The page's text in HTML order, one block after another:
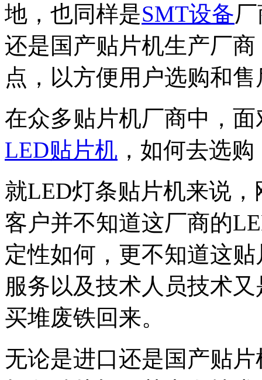
地，也同样是SMT设备
还是国产贴片机生产厂
点，以方便用户选购和
在众多贴片机厂商中，
LED贴片机 ，如何去选
就LED灯条贴片机来说
客户并不知道这厂商的
定性如何，更不知道这
服务以及技术人员技术
买堆废铁回来。
无论是进口还是国产贴